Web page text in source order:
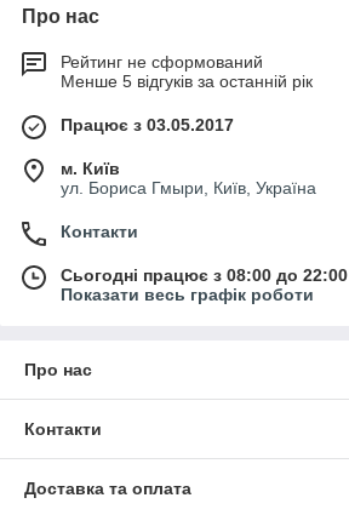
Про нас
Рейтинг не сформований
Менше 5 відгуків за останній рік
Працює з 03.05.2017
м. Київ
ул. Бориса Гмыри, Київ, Україна
Контакти
Сьогодні працює з 08:00 до 22:00
Показати весь графік роботи
Про нас
Контакти
Доставка та оплата